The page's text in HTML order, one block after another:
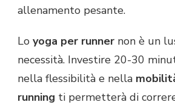
allenamento pesante.
Lo yoga per runner non è un
necessità. Investire 20-30
nella flessibilità e nella
running ti permetterà di